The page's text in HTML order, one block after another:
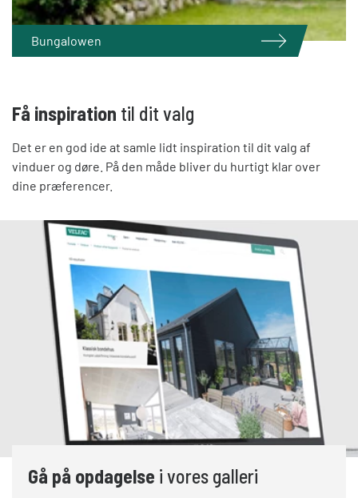
Bungalowen
Få inspiration til dit valg
Det er en god ide at samle lidt inspiration til dit valg af
vinduer og døre. På den måde bliver du hurtigt klar over
dine præferencer.
Gå på opdagelse i vores galleri